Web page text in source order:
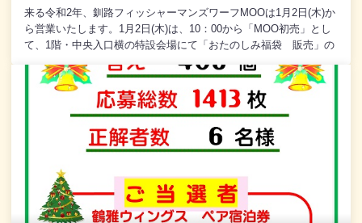
来る令和2年、釧路フィッシャーマンズワーフMOOは1月2日(木)か
ら営業いたします。1月2日(木)は、10：00から「MOO初売」とし
て、1階・中央入口横の特設会場にて「おたのしみ福袋 販売」の
階・大型水槽前の特設会場におきまして「新春“無料”甘酒サービ
ス」を行います。外の寒さを温かい甘酒で癒し、皆様とともに心
も温かく新年をお祝いいたしましょう。さらに、12：00からは、
MOO1階・中央エレベーター前に特設会場を設け、恒例の「釧路
若鳶会 新春出初め式」を開催いたします。釧路若鳶会の皆さん
しご乗り」の妙技で、楽しく威勢の良い新年を皆さんとともに楽
しみましょう。1月2日(木)のMOO初売に皆様のお越しを心からお
待ち申し上げております。